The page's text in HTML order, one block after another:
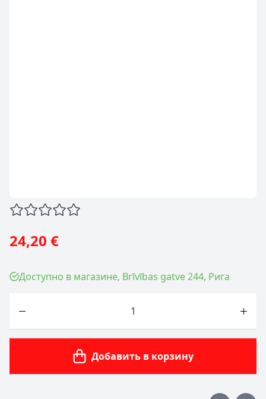
24,20 €
Доступно в магазине, Brīvības gatve 244, Рига
Добавить в корзину